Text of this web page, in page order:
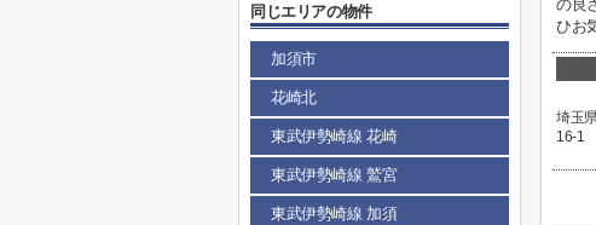
の良
ひお
埼玉
16-1
同じエリアの物件
加須市
花崎北
東武伊勢崎線 花崎
東武伊勢崎線 鷲宮
東武伊勢崎線 加須